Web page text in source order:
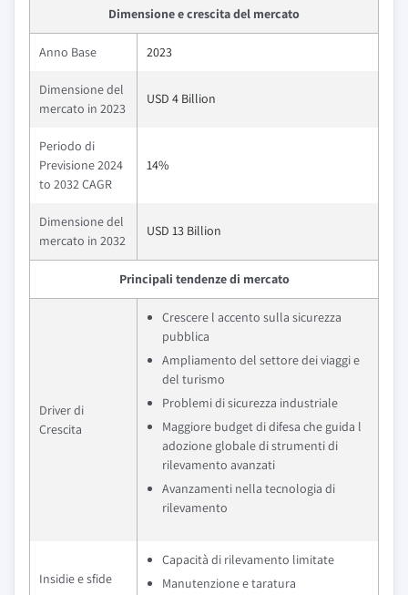
Dimensione e crescita del mercato
Anno Base 2023
Dimensione del
mercato in 2023
USD 4 Billion
Periodo di
Previsione 2024
to 2032 CAGR
14%
Dimensione del
mercato in 2032
USD 13 Billion
Principali tendenze di mercato
Driver di
Crescita
Crescere l accento sulla sicurezza
pubblica
Ampliamento del settore dei viaggi e
del turismo
Problemi di sicurezza industriale
Maggiore budget di difesa che guida l
adozione globale di strumenti di
rilevamento avanzati
Avanzamenti nella tecnologia di
rilevamento
Insidie e sfide
Capacità di rilevamento limitate
Manutenzione e taratura